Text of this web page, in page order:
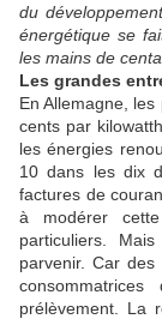
du
énergétique se
les mains de
Les grandes
En Allemagne,
cents par
les énergies
10 dans les dix
factures de
à modérer
particuliers.
parvenir. Car des
prélèvement. La